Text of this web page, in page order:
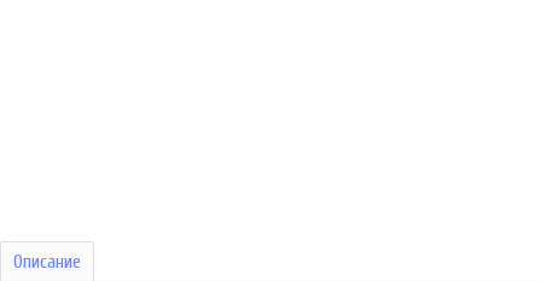
Описание